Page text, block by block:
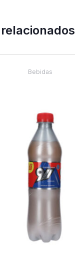
Bebidas